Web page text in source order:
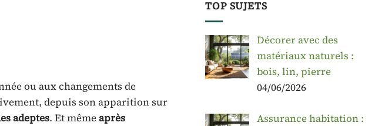
ou aux changements de
depuis son apparition sur
adeptes. Et mêmeaprès
TOP SUJETS
Décorer avec des
matériaux naturels :
bois, lin, pierre
04/06/2026
Assurance habitation :